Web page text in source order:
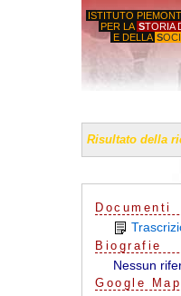
ISTITUTO
PER LA STORIA
E DELLA S
Risultato della
Documenti
Biografie
Nessun
G oo g e